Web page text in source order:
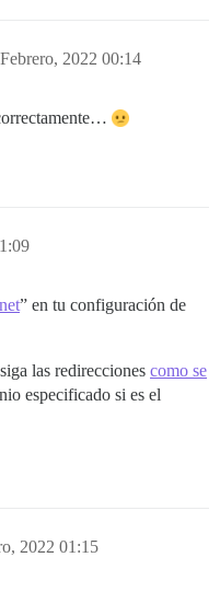
2022 00:14
” en tu configuración de
las redirecciones como se
especificado si es el
2022 01:15